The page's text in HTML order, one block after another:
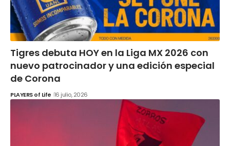
Tigres debuta HOY en la Liga MX 2026 con
nuevo patrocinador y una edición especial
de Corona
PLAYERS of Life 16 julio, 2026